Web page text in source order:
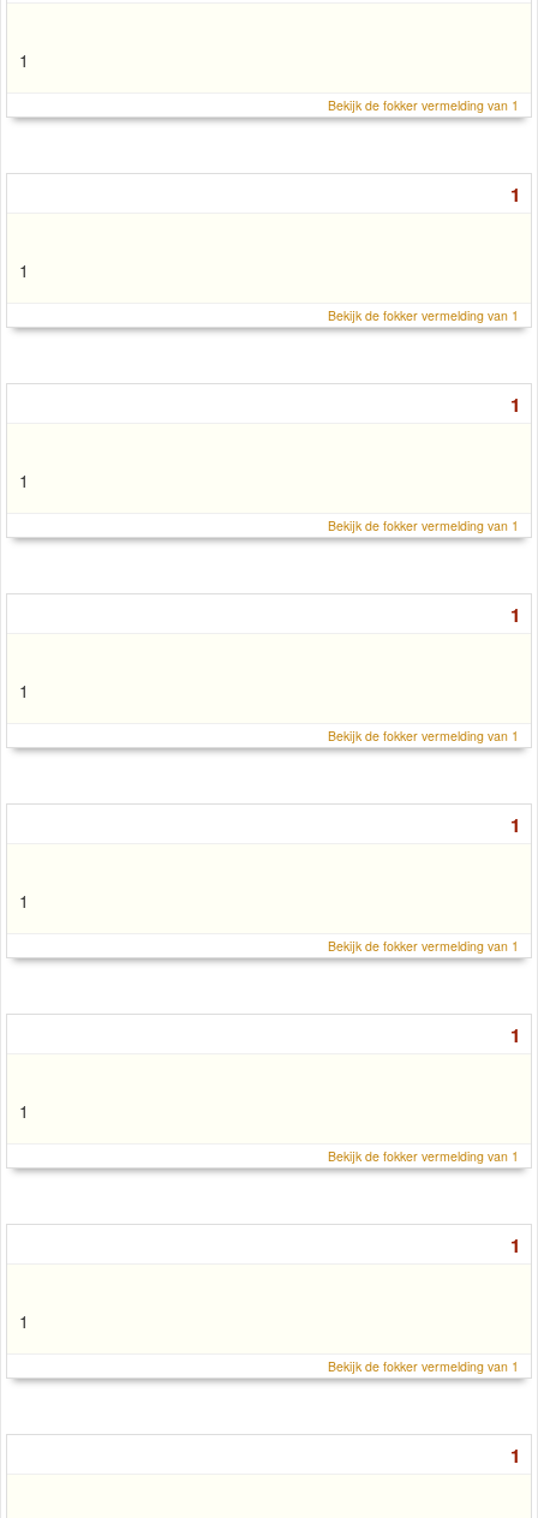
1
Bekijk de fokker vermelding van 1
1
1
Bekijk de fokker vermelding van 1
1
1
Bekijk de fokker vermelding van 1
1
1
Bekijk de fokker vermelding van 1
1
1
Bekijk de fokker vermelding van 1
1
1
Bekijk de fokker vermelding van 1
1
1
Bekijk de fokker vermelding van 1
1